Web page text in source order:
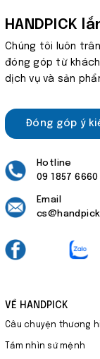
HANDPICK
Chúng tôi luôn
đóng góp từ
dịch vụ và sản
Đóng góp ý
Hotline
09 1857 6660
Email
VỀ HANDPICK
Câu chuyện thương
Tầm nhìn sứ mệnh